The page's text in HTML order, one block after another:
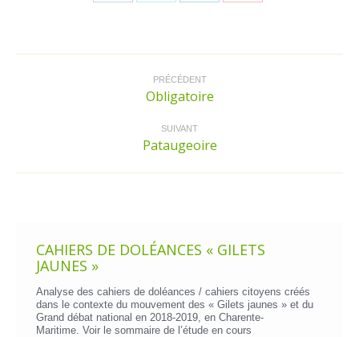
PRÉCÉDENT
Article
Obligatoire
SUIVANT
Article
suivant
:
Pataugeoire
CAHIERS DE DOLÉANCES « GILETS
JAUNES »
Analyse des cahiers de doléances / cahiers citoyens créés
dans le contexte du mouvement des « Gilets jaunes » et du
Grand débat national en 2018-2019, en Charente-
Maritime. Voir le sommaire de l’étude en cours